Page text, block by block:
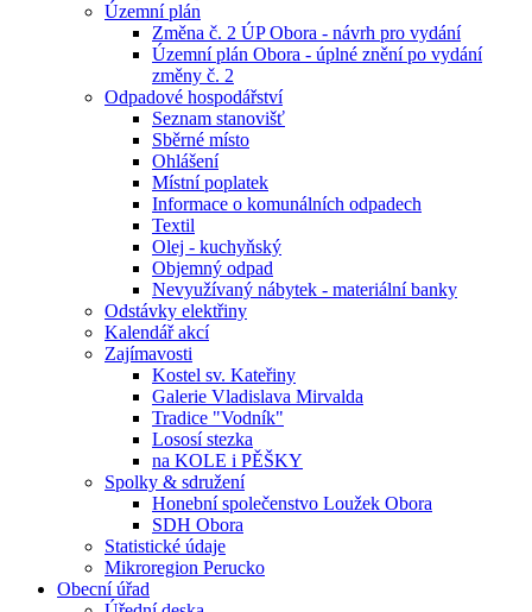
Územní plán
Změna č. 2 ÚP Obora - návrh pro vydání
Územní plán Obora - úplné znění po vydání
změny č. 2
Odpadové hospodářství
Seznam stanovišť
Sběrné místo
Ohlášení
Místní poplatek
Informace o komunálních odpadech
Textil
Olej - kuchyňský
Objemný odpad
Nevyužívaný nábytek - materiální banky
Odstávky elektřiny
Kalendář akcí
Zajímavosti
Kostel sv. Kateřiny
Galerie Vladislava Mirvalda
Tradice "Vodník"
Lososí stezka
na KOLE i PĚŠKY
Spolky & sdružení
Honební společenstvo Loužek Obora
SDH Obora
Statistické údaje
Mikroregion Perucko
Obecní úřad